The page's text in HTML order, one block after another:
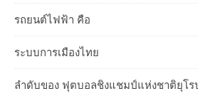
รถยนต์ไฟฟ้า คือ
ระบบการเมืองไทย
ลำดับของ ฟุตบอลชิงแชมป์แห่งชาติยุโร